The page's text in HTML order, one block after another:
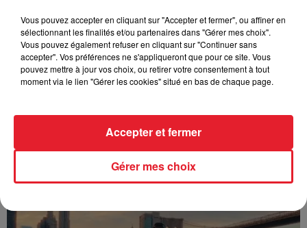
Franglish & Keblack - Génération Impolie
Vous pouvez accepter en cliquant sur "Accepter et fermer", ou affiner en
sélectionnant les finalités et/ou partenaires dans "Gérer mes choix".
Vous pouvez également refuser en cliquant sur "Continuer sans
accepter". Vos préférences ne s'appliqueront que pour ce site. Vous
pouvez mettre à jour vos choix, ou retirer votre consentement à tout
moment via le lien "Gérer les cookies" situé en bas de chaque page.
Gérer mes choix
Accepter et fermer